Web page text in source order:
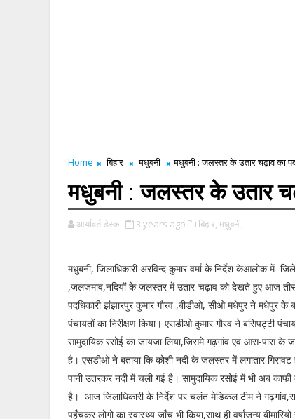
Home बिहार मधुबनी मधुबनी : जलस्तर के उतार चढ़ाव का
मधुबनी : जलस्तर के उतार
आर्यावर्त डेस्क 3 years ago बिहार, मधुबनी,
मधुबनी, जिलाधिकारी अरविन्द कुमार वर्मा के निर्देश केआलोक में जिले
,जलजमाव,नदियों के जलस्तर में उतार-चढ़ाव को देखते हुए आज
पदधिकारी झंझारपुर कुमार गौरव ,बीडीओ, सीओ मधेपुर ने मधेपुर के
पंचायतों का निरीक्षण किया। एसडीओ कुमार गौरव ने बसिपट्टी
सामुदायिक रसोई का जायजा लिया,जिसमे गढ़गांव एवं आस-पास के
है। एसडीओ ने बताया कि कोशी नदी के जलस्तर में लगातार गिरावट
पानी उतरकर नदी में चली गई है। सामुदायिक रसोई में भी अब
है। आज जिलाधिकारी के निर्देश पर चलंत मेडिकल टीम ने
पहुँचकर लोगो का स्वास्थ्य जाँच भी किया,साथ ही वर्षाजन्य